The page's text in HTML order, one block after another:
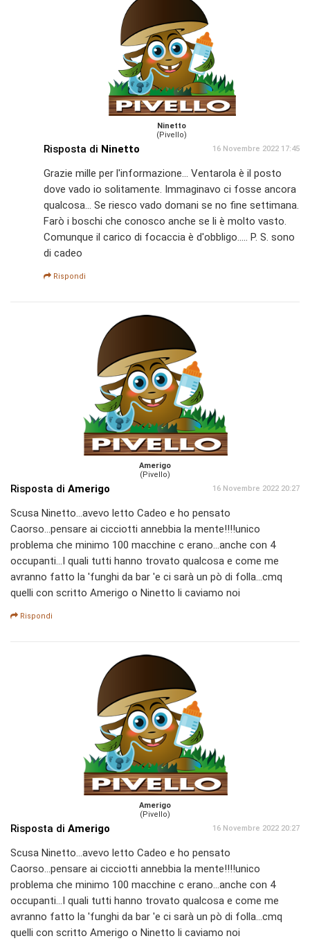
Ninetto
(Pivello)
Risposta di Ninetto 16 Novembre 2022 17:45
Grazie mille per l'informazione... Ventarola è il posto
dove vado io solitamente. Immaginavo ci fosse ancora
qualcosa... Se riesco vado domani se no fine settimana.
Farò i boschi che conosco anche se li è molto vasto.
Comunque il carico di focaccia è d'obbligo..... P. S. sono
di cadeo
Rispondi
Amerigo
(Pivello)
Risposta di Amerigo 16 Novembre 2022 20:27
Scusa Ninetto...avevo letto Cadeo e ho pensato
Caorso...pensare ai cicciotti annebbia la mente!!!!unico
problema che minimo 100 macchine c erano...anche con 4
occupanti...I quali tutti hanno trovato qualcosa e come me
avranno fatto la 'funghi da bar 'e ci sarà un pò di folla...cmq
quelli con scritto Amerigo o Ninetto li caviamo noi
Rispondi
Amerigo
(Pivello)
Risposta di Amerigo 16 Novembre 2022 20:27
Scusa Ninetto...avevo letto Cadeo e ho pensato
Caorso...pensare ai cicciotti annebbia la mente!!!!unico
problema che minimo 100 macchine c erano...anche con 4
occupanti...I quali tutti hanno trovato qualcosa e come me
avranno fatto la 'funghi da bar 'e ci sarà un pò di folla...cmq
quelli con scritto Amerigo o Ninetto li caviamo noi